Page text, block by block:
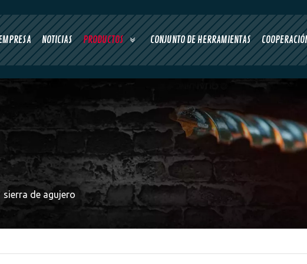
NOTICIAS PRODUCTOS CONJUNTO DE HERRAMIENTAS
sierra de agujero